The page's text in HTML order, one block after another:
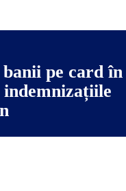
pe card în